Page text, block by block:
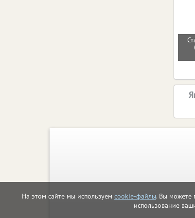
На этом сайте мы используем cookie-файлы. Вы можете
использование